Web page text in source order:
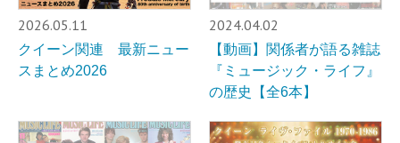
2026.05.11
クイーン関連 最新ニュー
スまとめ2026
2024.04.02
【動画】関係者が語る雑誌
『ミュージック・ライフ』
の歴史【全6本】